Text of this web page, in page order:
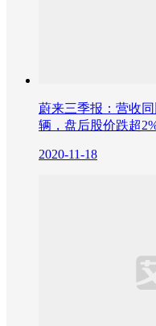
蔚来三季报：营收
辆，盘后股价跌超
2020-11-18